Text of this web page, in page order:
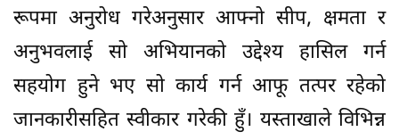
रूपमा अनुरोध गरेअनुसार आफ्नो सीप, क्षमता र
अनुभवलाई सो अभियानको उद्देश्य हासिल गर्न
सहयोग हुने भए सो कार्य गर्न आफू तत्पर रहेको
जानकारीसहित स्वीकार गरेकी हुँ। यस्ताखाले विभिन्न